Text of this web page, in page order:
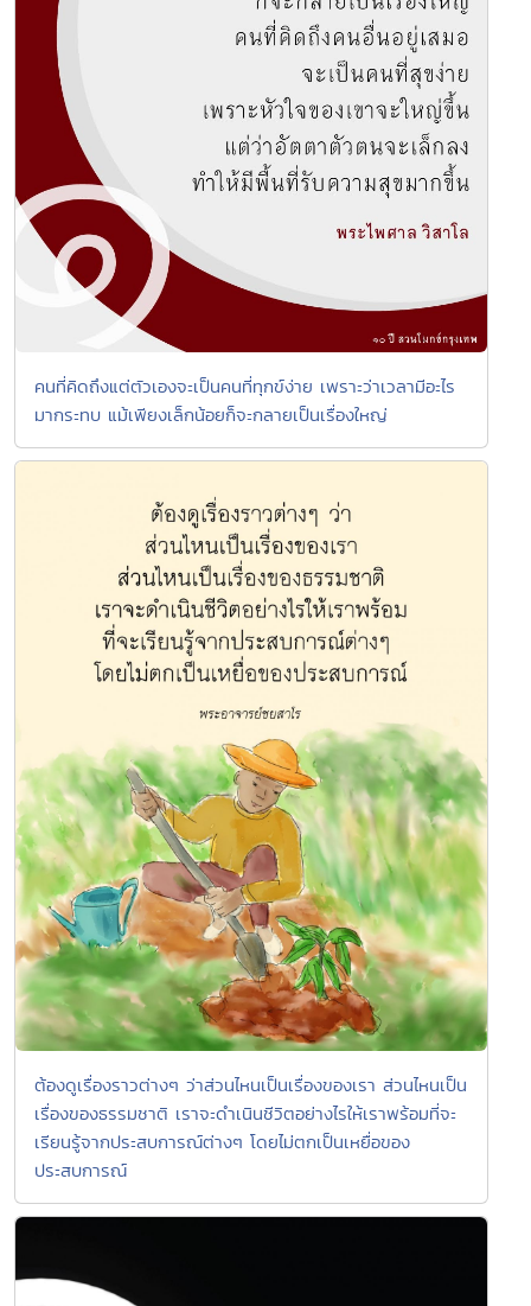
คนที่คิดถึงแต่ตัวเองจะเป็นคนที่ทุกข์ง่าย เพราะว่าเวลามีอะไร
มากระทบ แม้เพียงเล็กน้อยก็จะกลายเป็นเรื่องใหญ่
ต้องดูเรื่องราวต่างๆ ว่าส่วนไหนเป็นเรื่องของเรา ส่วนไหนเป็น
เรื่องของธรรมชาติ เราจะดำเนินชีวิตอย่างไรให้เราพร้อมที่จะ
เรียนรู้จากประสบการณ์ต่างๆ โดยไม่ตกเป็นเหยื่อของ
ประสบการณ์